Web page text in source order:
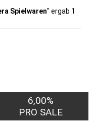
Spielwaren" ergab 1
6,00%
PRO SALE